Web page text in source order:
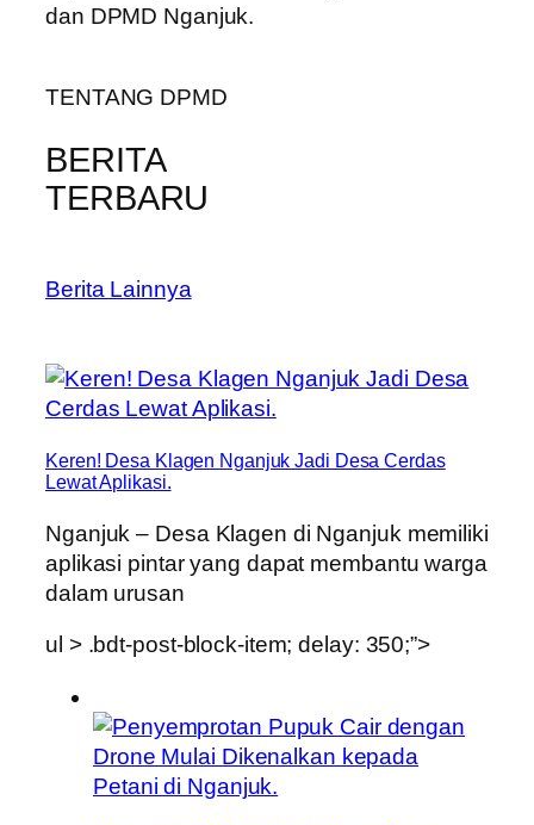
dan DPMD Nganjuk.
TENTANG DPMD
BERITA
TERBARU
Berita Lainnya
Keren! Desa Klagen Nganjuk Jadi Desa Cerdas
Lewat Aplikasi.
Nganjuk – Desa Klagen di Nganjuk memiliki
aplikasi pintar yang dapat membantu warga
dalam urusan
ul > .bdt-post-block-item; delay: 350;”>